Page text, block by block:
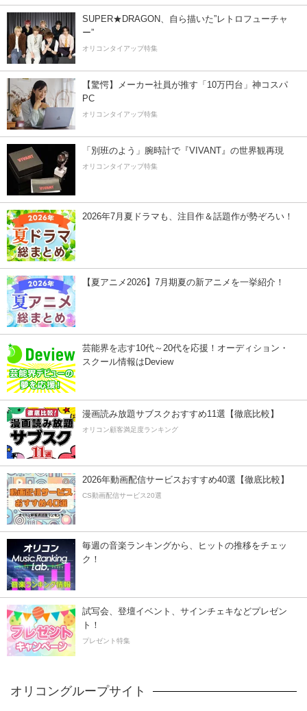
SUPER★DRAGON、自ら描いた”レトロフューチャ
ー”
オリコンタイアップ特集
【驚愕】メーカー社員が推す「10万円台」神コスパ
PC
オリコンタイアップ特集
「別班のよう」腕時計で『VIVANT』の世界観再現
オリコンタイアップ特集
2026年7月夏ドラマも、注目作＆話題作が勢ぞろい！
【夏アニメ2026】7月期夏の新アニメを一挙紹介！
芸能界を志す10代～20代を応援！オーディション・
スクール情報はDeview
漫画読み放題サブスクおすすめ11選【徹底比較】
オリコン顧客満足度ランキング
2026年動画配信サービスおすすめ40選【徹底比較】
CS動画配信サービス20選
毎週の音楽ランキングから、ヒットの推移をチェッ
ク！
試写会、登壇イベント、サインチェキなどプレゼン
ト！
プレゼント特集
オリコングループサイト